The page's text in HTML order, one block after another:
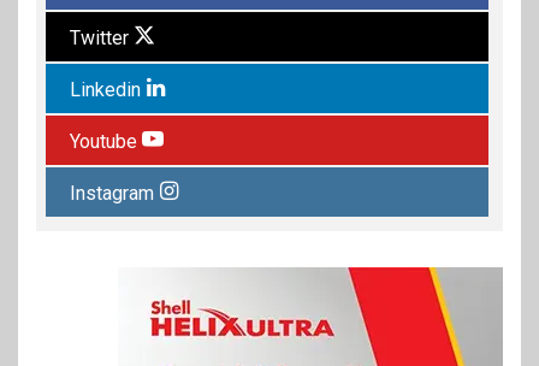
Twitter
Linkedin
Youtube
Instagram